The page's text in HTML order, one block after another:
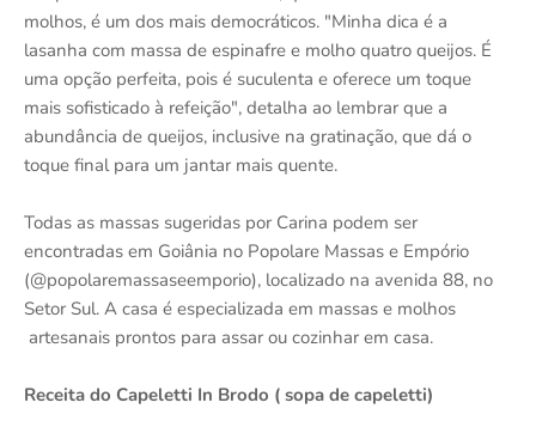
molhos, é um dos mais democráticos. "Minha dica é a
lasanha com massa de espinafre e molho quatro queijos. É
uma opção perfeita, pois é suculenta e oferece um toque
mais sofisticado à refeição", detalha ao lembrar que a
abundância de queijos, inclusive na gratinação, que dá o
toque final para um jantar mais quente.
Todas as massas sugeridas por Carina podem ser
encontradas em Goiânia no Popolare Massas e Empório
(@popolaremassaseemporio), localizado na avenida 88, no
Setor Sul. A casa é especializada em massas e molhos
artesanais prontos para assar ou cozinhar em casa.
Receita do Capeletti In Brodo ( sopa de capeletti)